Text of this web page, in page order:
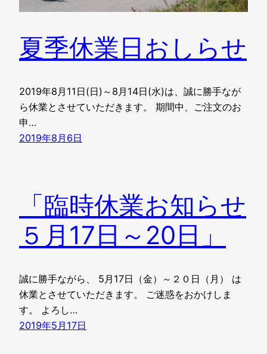
夏季休業日おしらせ
2019年8月11日(日)～8月14日(水)は、誠に勝手なが
ら休業とさせていただきます。 期間中、ご注文のお
申…
2019年8月6日
「臨時休業お知らせ
５月17日～20日」
誠に勝手ながら、 5月17日（金）～２０日（月） は
休業とさせていただきます。 ご迷惑をおかけしま
す。 よろし…
2019年5月17日